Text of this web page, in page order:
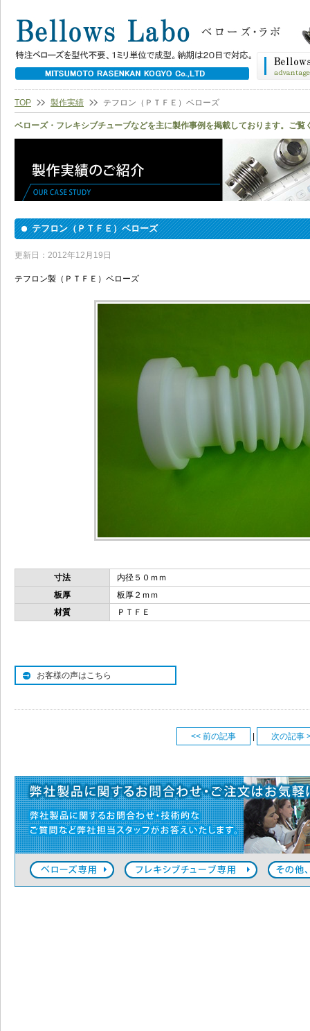
TOP 製作実績 テフロン（ＰＴＦＥ）ベローズ
ベローズ・フレキシブチューブなどを主に製作事例を掲載しております。ご覧
テフロン（ＰＴＦＥ）ベローズ
更新日：2012年12月19日
テフロン製（ＰＴＦＥ）ベローズ
寸法
内径５０ｍｍ
板厚
板厚２ｍｍ
材質
ＰＴＦＥ
お客様の声はこちら
<< 前の記事 次の記事